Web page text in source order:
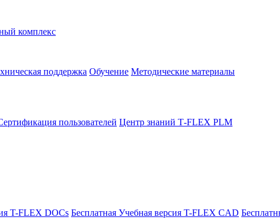
комплекс
поддержка Обучение Методические материалы
пользователей Центр знаний T‑FLEX PLM
T-FLEX DOCs Бесплатная Учебная версия T-FLEX CAD